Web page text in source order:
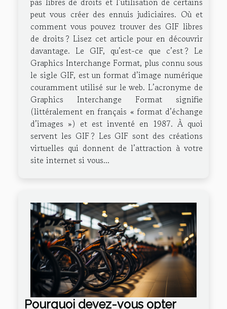
peut vous créer des ennuis judiciaires. Où et
comment vous pouvez trouver des GIF libres
de droits ? Lisez cet article pour en découvrir
davantage. Le GIF, qu’est-ce que c’est ? Le
Graphics Interchange Format, plus connu sous
le sigle GIF, est un format d’image numérique
couramment utilisé sur le web. L’acronyme de
Graphics Interchange Format signifie
(littéralement en français « format d’échange
d’images ») et est inventé en 1987. À quoi
servent les GIF ? Les GIF sont des créations
virtuelles qui donnent de l’attraction à votre
site internet si vous...
Pourquoi devez-vous opter